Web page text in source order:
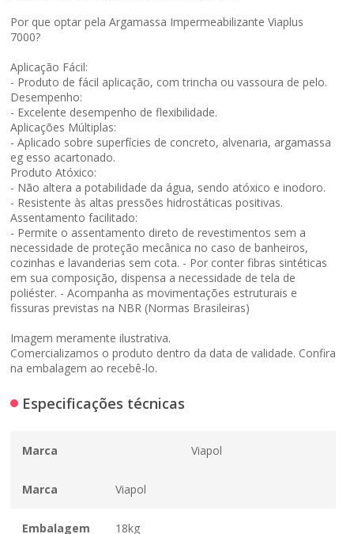
Por que optar pela Argamassa Impermeabilizante Viaplus
7000?
Aplicação Fácil:
- Produto de fácil aplicação, com trincha ou vassoura de pelo.
Desempenho:
- Excelente desempenho de flexibilidade.
Aplicações Múltiplas:
- Aplicado sobre superfícies de concreto, alvenaria, argamassa
eg esso acartonado.
Produto Atóxico:
- Não altera a potabilidade da água, sendo atóxico e inodoro.
- Resistente às altas pressões hidrostáticas positivas.
Assentamento facilitado:
- Permite o assentamento direto de revestimentos sem a
necessidade de proteção mecânica no caso de banheiros,
cozinhas e lavanderias sem cota. - Por conter fibras sintéticas
em sua composição, dispensa a necessidade de tela de
poliéster. - Acompanha as movimentações estruturais e
fissuras previstas na NBR (Normas Brasileiras)
Imagem meramente ilustrativa.
Comercializamos o produto dentro da data de validade. Confira
na embalagem ao recebê-lo.
Especificações técnicas
Marca Viapol
Marca Viapol
Embalagem 18kg